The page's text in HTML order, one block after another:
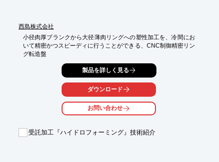
西島株式会社
小径肉厚ブランクから大径薄肉リングへの塑性加工を、冷間にお
いて精密かつスピーディに行うことができる、CNC制御精密リン
グ転造盤
製品を詳しく見る
ダウンロード
お問い合わせ
受託加工『ハイドロフォーミング』技術紹介